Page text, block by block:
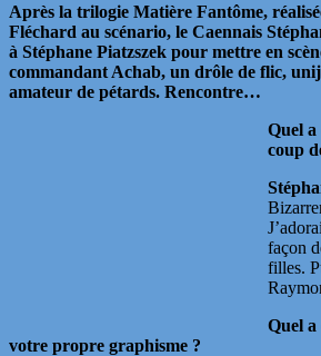
Après la trilogie Matière Fantôme,
Fléchard au scénario, le Caennais
à Stéphane Piatzszek pour mettre en
commandant Achab, un drôle de flic,
amateur de pétards. Rencontre…
Quel
coup
façon
filles.
Quel
votre propre graphisme ?